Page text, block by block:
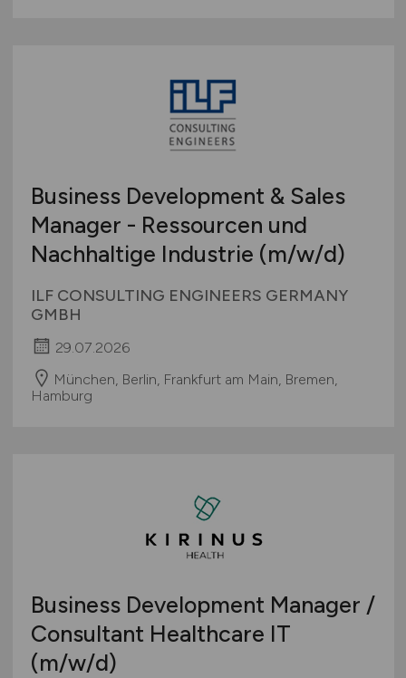
Business Development & Sales
Manager - Ressourcen und
Nachhaltige Industrie (m/w/d)
ILF CONSULTING ENGINEERS GERMANY
GMBH
29.07.2026
München, Berlin, Frankfurt am Main, Bremen,
Hamburg
Business Development Manager /
Consultant Healthcare IT
(m/w/d)